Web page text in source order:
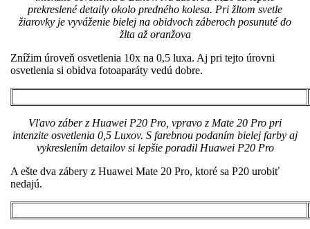
prekreslené detaily okolo predného kolesa. Pri žltom svetle
žiarovky je vyváženie bielej na obidvoch záberoch posunuté do
žlta až oranžova
Znížim úroveň osvetlenia 10x na 0,5 luxa. Aj pri tejto úrovni
osvetlenia si obidva fotoaparáty vedú dobre.
Vľavo záber z Huawei P20 Pro, vpravo z Mate 20 Pro pri
intenzite osvetlenia 0,5 Luxov. S farebnou podaním bielej farby aj
vykreslením detailov si lepšie poradil Huawei P20 Pro
A ešte dva zábery z Huawei Mate 20 Pro, ktoré sa P20 urobiť
nedajú.